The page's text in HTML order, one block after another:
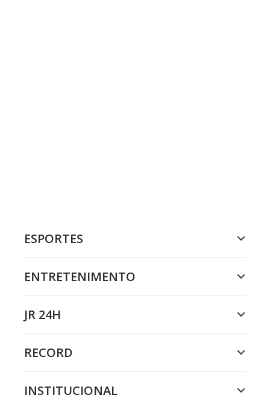
ESPORTES
ENTRETENIMENTO
JR 24H
RECORD
INSTITUCIONAL